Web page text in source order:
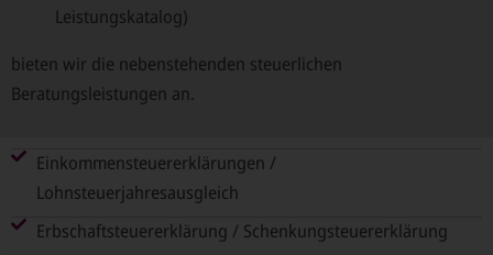
Einkommensteuererklärungen /
Lohnsteuerjahresausgleich
Erbschaftsteuererklärung / Schenkungsteuererklärung
Leistungskatalog)
bieten wir die nebenstehenden steuerlichen
Beratungsleistungen an.